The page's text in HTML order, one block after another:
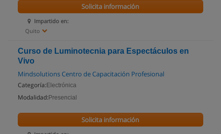
Impartido en:
Quito
Solicita información
Curso de Luminotecnia para Espectáculos en
Vivo
Mindsolutions Centro de Capacitación Profesional
Categoría: Electrónica
Modalidad: Presencial
Solicita información